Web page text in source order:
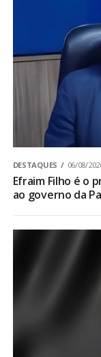
DESTAQUES 06/08/
Efraim Filho é o
ao governo da